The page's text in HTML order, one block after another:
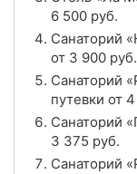
Цена в сутки
Рейтинг
Отзывы
Санаторий
6 500 руб.
Санаторий
от 3 900 руб.
Санаторий
путевки от
Санаторий
3 375 руб.
Санаторий